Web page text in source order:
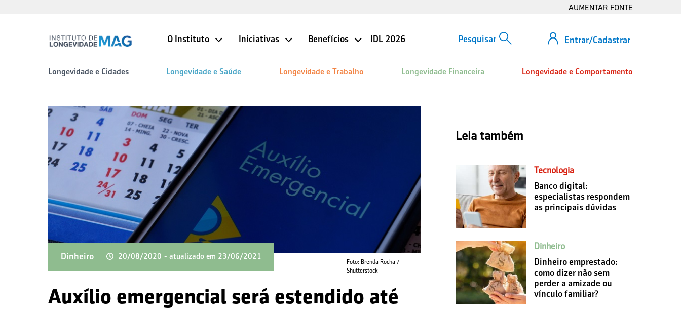
AUMENTAR FONTE
Entrar/Cadastrar
O Instituto Iniciativas Benefícios IDL 2026
Longevidade e Cidades Longevidade e Saúde Longevidade e Trabalho Longevidade Financeira Longevidade e Comportamento
Foto: Brenda Rocha /
Shutterstock
Dinheiro 20/08/2020 - atualizado em 23/06/2021
Auxílio emergencial será estendido até
Leia também
Tecnologia
Banco digital:
especialistas respondem
as principais dúvidas
Dinheiro
Dinheiro emprestado:
como dizer não sem
perder a amizade ou
vínculo familiar?